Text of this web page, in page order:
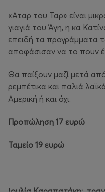
«Αταρ του Ταρ» είναι
γιαγιά του Άγη, η κα
επειδή τα προγράμματα
αποφάσισαν να το πουν
Θα παίξουν μαζί μετά
ρεμπέτικα και παλιά
Αμερική ή και όχι.
Προπώληση 17 ευρώ
Ταμείο 19 ευρώ